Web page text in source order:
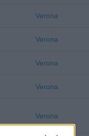
Verona
Verona
Verona
Verona
Verona